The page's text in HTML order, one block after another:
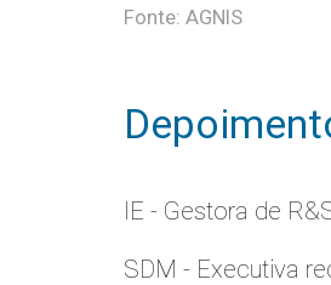
Fonte: AGNIS
IE - Gestora de
SDM - Executiva